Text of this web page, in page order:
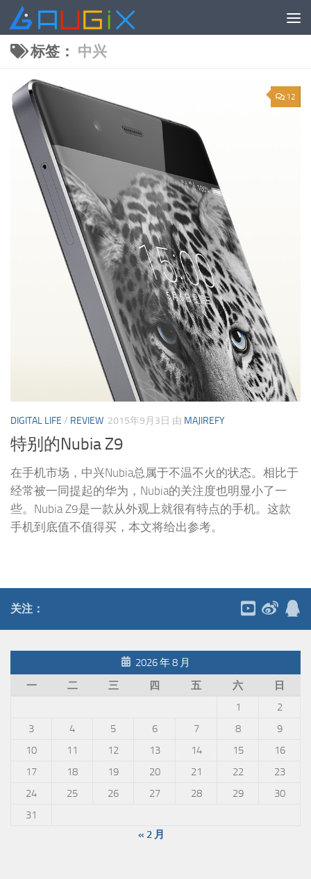
跳至内容
标签： 中兴
12
DIGITAL LIFE / REVIEW 2015年9月3日 由 MAJIREFY
特别的Nubia Z9
在手机市场，中兴Nubia总属于不温不火的状态。相比于
经常被一同提起的华为，Nubia的关注度也明显小了一
些。Nubia Z9是一款从外观上就很有特点的手机。这款
手机到底值不值得买，本文将给出参考。
关注：
2026 年 8 月
一
二 三 四 五 六
日
1
2
3
4 5 6 7 8
9
10
11 12 13 14 15
16
17
18 19 20 21 22
23
24
25 26 27 28 29
30
31
« 2 月